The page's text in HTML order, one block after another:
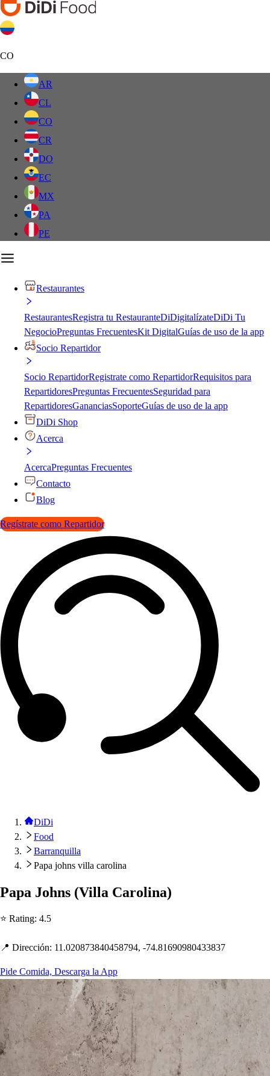
CO
AR
CL
CO
CR
DO
EC
MX
PA
PE
Restaurantes
RestaurantesRegistra tu RestauranteDiDigitalízateDiDi Tu
NegocioPreguntas FrecuentesKit DigitalGuías de uso de la app
Socio Repartidor
Socio RepartidorRegistrate como RepartidorRequisitos para
RepartidoresPreguntas FrecuentesSeguridad para
RepartidoresGananciasSoporteGuías de uso de la app
DiDi Shop
Acerca
AcercaPreguntas Frecuentes
Contacto
Blog
Regístrate como Repartidor
DiDi
Food
Barranquilla
Papa johns villa carolina
Papa Johns (Villa Carolina)
⭐ Rating: 4.5
📍 Dirección: 11.020873840458794, -74.81690980433837
Pide Comida, Descarga la App